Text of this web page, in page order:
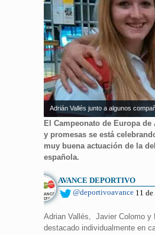
Adrián Vallés junto a algunos
El Campeonato de Europa
y promesas se está
muy buena actuación de la
española.
AVANCE DEPORTIVO
@deportivoavance 11
Adrian Vallés, Javier Colomo y
destacado individualmente en